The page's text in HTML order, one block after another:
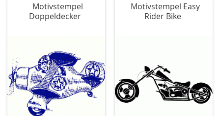
Motivstempel
Doppeldecker
Motivstempel Easy
Rider Bike